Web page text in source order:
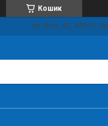
Кошик
пр. Волі, 43, 43010,